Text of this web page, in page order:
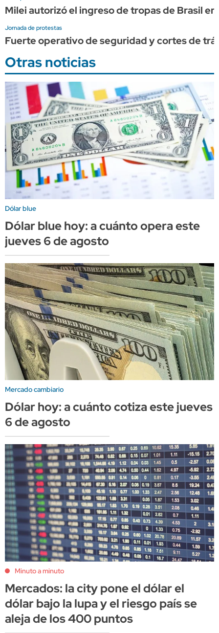
Milei autorizó el ingreso de tropas de Brasil
Jornada de protestas
Fuerte operativo de seguridad y cortes de
Otras noticias
Dólar blue
Dólar blue hoy: a cuánto opera este
jueves 6 de agosto
Mercado cambiario
Dólar hoy: a cuánto cotiza este jueves
6 de agosto
Minuto a minuto
Mercados: la city pone el dólar el
dólar bajo la lupa y el riesgo país se
aleja de los 400 puntos